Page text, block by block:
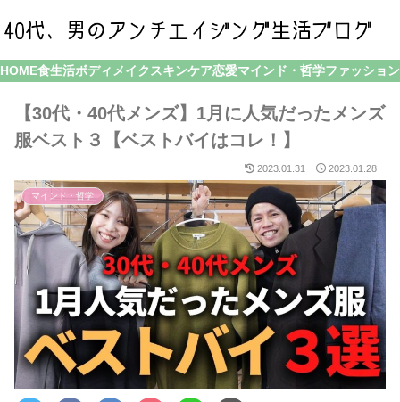
HOME食生活ボディメイク スキンケア恋愛マインド・哲学ファッション
【30代・40代メンズ】1月に人気だったメンズ
服ベスト３【ベストバイはコレ！】
2023.01.31 2023.01.28
マインド・哲学